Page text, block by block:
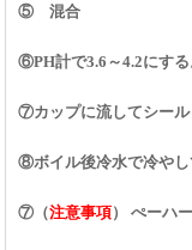
⑤ 混合
⑥PH計で3.6～4.2にす
⑦カップに流してシー
⑧ボイル後冷水で冷や
⑦（注意事項） ぺーハ